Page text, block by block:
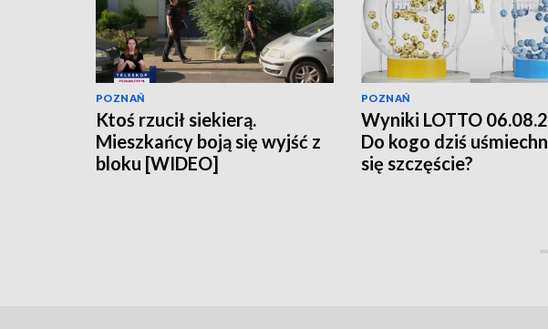
POZNAŃ
Ktoś rzucił siekierą.
Mieszkańcy boją się wyjść z
bloku [WIDEO]
POZNAŃ
Wyniki LOTTO
Do kogo dziś
się szczęście?